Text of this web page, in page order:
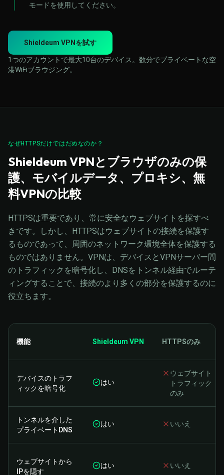
モードを使用してください。
Shieldeum VPNを試す
1つのアカウントで最大10台のデバイス。数分でプライベートな空
港WiFiブラウジング。
なぜHTTPSだけではだめなのか？
Shieldeum VPNとブラウザのみの保
護、モバイルデータ、プロキシ、無
料VPNの比較
HTTPSは重要であり、常に安全なウェブサイトを探すべ
きです。しかし、HTTPSはウェブサイトの接続を保護す
るものであって、周囲のネットワーク環境全体を保護する
ものではありません。VPNは、デバイスとVPNサーバー間
のトラフィックを暗号化し、DNSをトンネル経由でルーテ
ィングすることで、接続のより多くの部分を保護するのに
役立ちます。
機能 Shieldeum VPN HTTPSのみ
デバイスのトラフ
ィックを暗号化
はい
ウェブサイト
トラフィック
のみ
トンネルを介した
プライベートDNS
はい いいえ
ウェブサイトから
IPを隠す
はい いいえ